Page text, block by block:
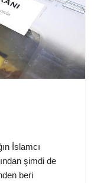
İslamcı
şimdi de
beri